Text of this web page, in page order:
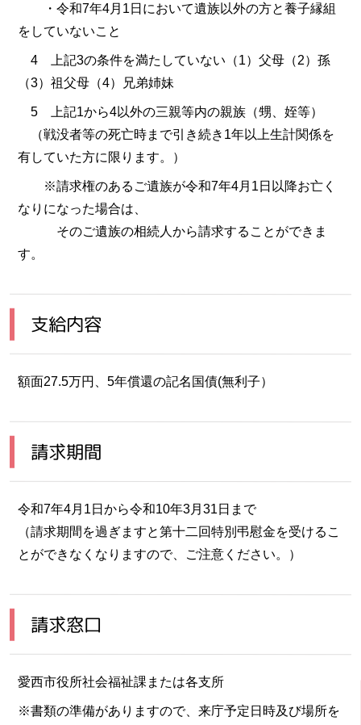
・令和7年4月1日において遺族以外の方と養子縁組
をしていないこと
4 上記3の条件を満たしていない（1）父母（2）孫
（3）祖父母（4）兄弟姉妹
5 上記1から4以外の三親等内の親族（甥、姪等）
（戦没者等の死亡時まで引き続き1年以上生計関係を
有していた方に限ります。）
※請求権のあるご遺族が令和7年4月1日以降お亡く
なりになった場合は、
そのご遺族の相続人から請求することができま
す。
支給内容
額面27.5万円、5年償還の記名国債(無利子）
請求期間
令和7年4月1日から令和10年3月31日まで
（請求期間を過ぎますと第十二回特別弔慰金を受けるこ
とができなくなりますので、ご注意ください。）
請求窓口
愛西市役所社会福祉課または各支所
※書類の準備がありますので、来庁予定日時及び場所を